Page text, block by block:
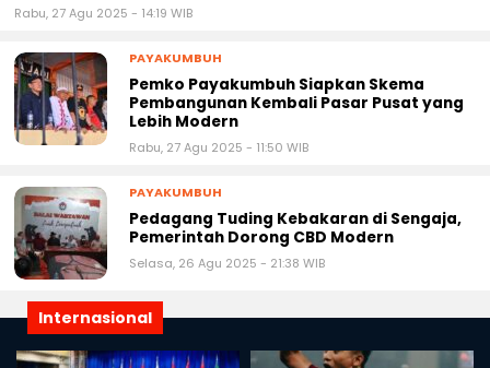
Rabu, 27 Agu 2025 - 14:19 WIB
PAYAKUMBUH
Pemko Payakumbuh Siapkan Skema
Pembangunan Kembali Pasar Pusat yang
Lebih Modern
Rabu, 27 Agu 2025 - 11:50 WIB
PAYAKUMBUH
Pedagang Tuding Kebakaran di Sengaja,
Pemerintah Dorong CBD Modern
Selasa, 26 Agu 2025 - 21:38 WIB
Internasional